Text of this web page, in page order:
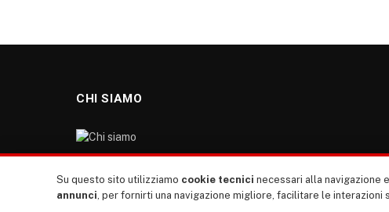
CHI SIAMO
nostro sito giornale è l’erede di “TUTTI”: giornale
Su questo sito utilizziamo cookie tecnici necessari alla navigazione
annunci, per fornirti una navigazione migliore, facilitare le